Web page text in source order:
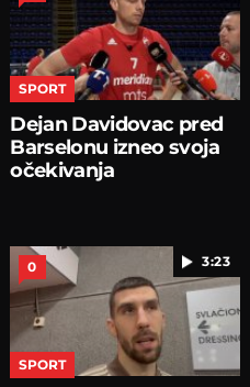
SPORT
Dejan Davidovac pred
Barselonu izneo svoja
očekivanja
3:23
0
SPORT